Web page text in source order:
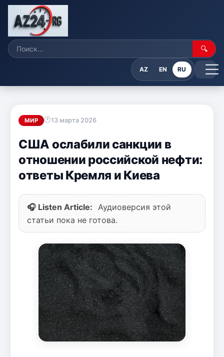
🔍
AZ EN RU
МИР 13 марта 2026
США ослабили санкции в
отношении российской нефти:
ответы Кремля и Киева
🎧 Listen Article:
Аудиоверсия этой
статьи пока не готова.